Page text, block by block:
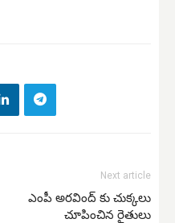
Next article
ఎంపీ అరవింద్ కు చుక్కలు
చూపించిన రైతులు